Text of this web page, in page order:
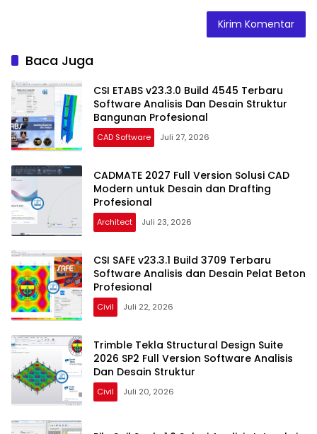
Baca Juga
CSI ETABS v23.3.0 Build 4545 Terbaru
Software Analisis Dan Desain Struktur
Bangunan Profesional
CAD Software Juli 27, 2026
CADMATE 2027 Full Version Solusi CAD
Modern untuk Desain dan Drafting
Profesional
Architect Juli 23, 2026
CSI SAFE v23.3.1 Build 3709 Terbaru
Software Analisis dan Desain Pelat Beton
Profesional
Civil Juli 22, 2026
Trimble Tekla Structural Design Suite
2026 SP2 Full Version Software Analisis
Dan Desain Struktur
Civil Juli 20, 2026